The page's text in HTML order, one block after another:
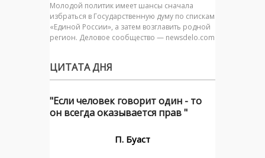
Молодой политик имеет шансы сначала
избраться в Государственную думу по спискам
«Единой России», а затем возглавить родной
регион. Деловое сообщество — newsdelo.com
ЦИТАТА ДНЯ
"Если человек говорит один - то
он всегда оказывается прав "
П. Буаст